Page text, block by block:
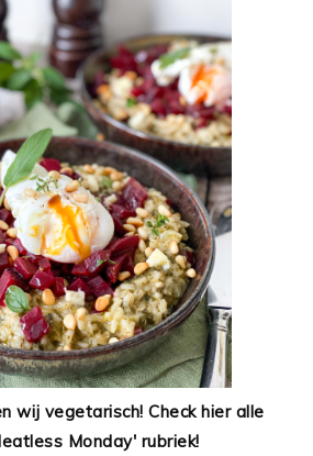
wij vegetarisch! Check hier alle
Monday' rubriek!